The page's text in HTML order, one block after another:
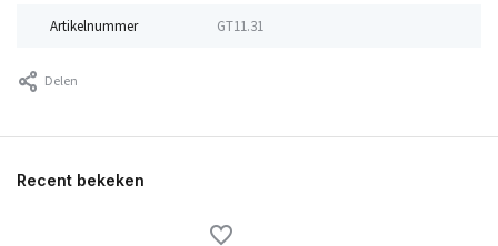
Artikelnummer GT11.31
Delen
Recent bekeken